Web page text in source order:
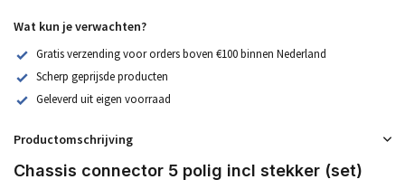
Wat kun je verwachten?
Gratis verzending voor orders boven €100 binnen Nederland
Scherp geprijsde producten
Geleverd uit eigen voorraad
Productomschrijving
Chassis connector 5 polig incl stekker (set)